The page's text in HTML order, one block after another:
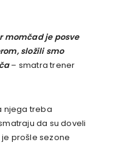
momčad je posve
složili smo
– smatra trener
njega treba
da su doveli
prošle sezone